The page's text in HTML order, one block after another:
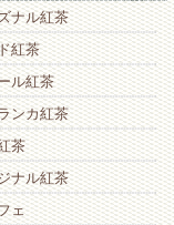
ナル紅茶
紅茶
ル紅茶
ンカ紅茶
茶
ナル紅茶
ェ